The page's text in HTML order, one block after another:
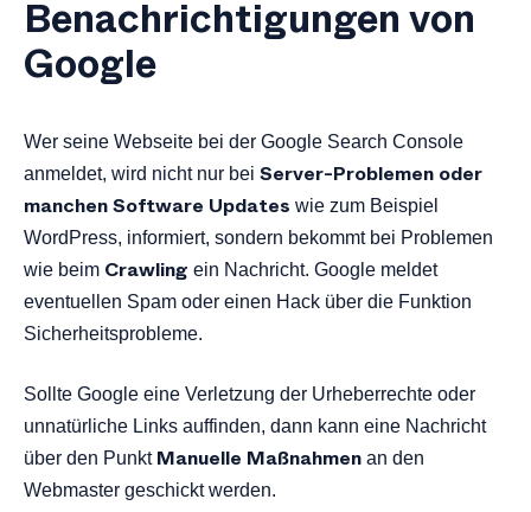
Benachrichtigungen von
Google
Wer seine Webseite bei der Google Search Console
anmeldet, wird nicht nur bei Server-Problemen oder
manchen Software Updates wie zum Beispiel
WordPress, informiert, sondern bekommt bei Problemen
wie beim Crawling ein Nachricht. Google meldet
eventuellen Spam oder einen Hack über die Funktion
Sicherheitsprobleme.
Sollte Google eine Verletzung der Urheberrechte oder
unnatürliche Links auffinden, dann kann eine Nachricht
über den Punkt Manuelle Maßnahmen an den
Webmaster geschickt werden.